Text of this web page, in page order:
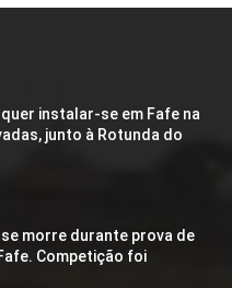
instalar-se em Fafe na
junto à Rotunda do
morre durante prova de
Competição foi